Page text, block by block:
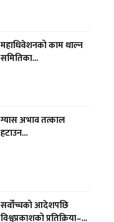
महाधिवेशनको काम थाल्न
समितिका...
ग्यास अभाव तत्काल
हटाउन...
सर्वोच्चको आदेशपछि
विश्वप्रकाशको प्रतिक्रिया–...